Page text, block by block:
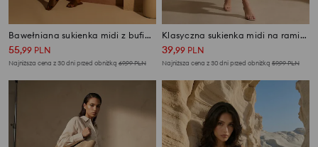
Bawełniana sukienka midi z bufiastym rękawem
55,99 PLN
Najniższa cena z 30 dni przed obniżką 69,99PLN
Klasyczna sukienka midi na ramiączkach z wiskozą
39,99 PLN
Najniższa cena z 30 dni przed obniżką 59,99PLN